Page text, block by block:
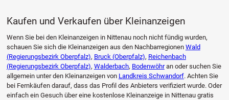
Kaufen und Verkaufen über Kleinanzeigen
Wenn Sie bei den Kleinanzeigen in Nittenau noch nicht fündig wurden,
schauen Sie sich die Kleinanzeigen aus den Nachbarregionen Wald
(Regierungsbezirk Oberpfalz), Bruck (Oberpfalz), Reichenbach
(Regierungsbezirk Oberpfalz), Walderbach, Bodenwöhran oder suchen Sie
allgemein unter den Kleinanzeigen von Landkreis Schwandorf. Achten Sie
bei Fernkäufen darauf, dass das Profil des Anbieters verifiziert wurde. Oder
einfach ein Gesuch über eine kostenlose Kleinanzeige in Nittenau gratis